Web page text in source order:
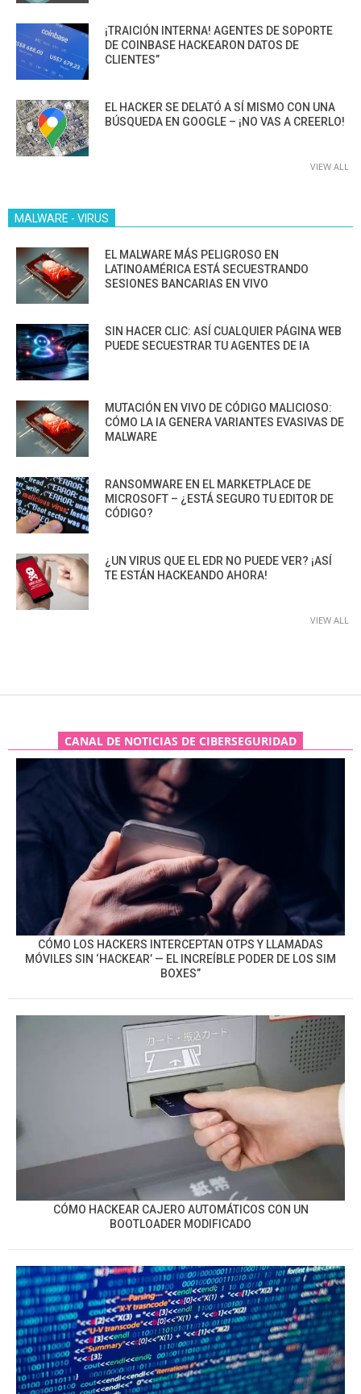
¡TRAICIÓN INTERNA! AGENTES DE SOPORTE
DE COINBASE HACKEARON DATOS DE
CLIENTES”
EL HACKER SE DELATÓ A SÍ MISMO CON UNA
BÚSQUEDA EN GOOGLE – ¡NO VAS A CREERLO!
VIEW ALL
MALWARE - VIRUS
EL MALWARE MÁS PELIGROSO EN
LATINOAMÉRICA ESTÁ SECUESTRANDO
SESIONES BANCARIAS EN VIVO
SIN HACER CLIC: ASÍ CUALQUIER PÁGINA WEB
PUEDE SECUESTRAR TU AGENTES DE IA
MUTACIÓN EN VIVO DE CÓDIGO MALICIOSO:
CÓMO LA IA GENERA VARIANTES EVASIVAS DE
MALWARE
RANSOMWARE EN EL MARKETPLACE DE
MICROSOFT – ¿ESTÁ SEGURO TU EDITOR DE
CÓDIGO?
¿UN VIRUS QUE EL EDR NO PUEDE VER? ¡ASÍ
TE ESTÁN HACKEANDO AHORA!
VIEW ALL
CANAL DE NOTICIAS DE CIBERSEGURIDAD
CÓMO LOS HACKERS INTERCEPTAN OTPS Y LLAMADAS
MÓVILES SIN ‘HACKEAR’ — EL INCREÍBLE PODER DE LOS SIM
BOXES”
CÓMO HACKEAR CAJERO AUTOMÁTICOS CON UN
BOOTLOADER MODIFICADO